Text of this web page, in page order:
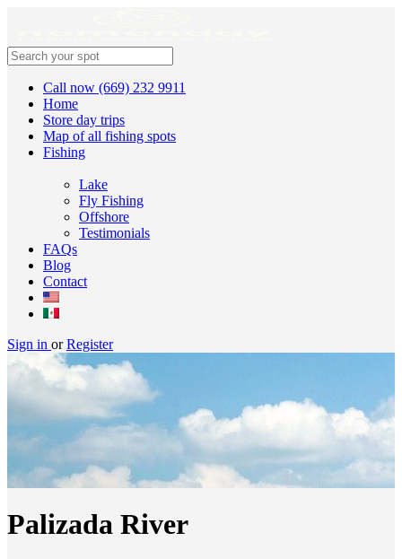
Call now (669) 232 9911
Home
Store day trips
Map of all fishing spots
Fishing
Lake
Fly Fishing
Offshore
Testimonials
FAQs
Blog
Contact
Sign in or Register
Palizada River